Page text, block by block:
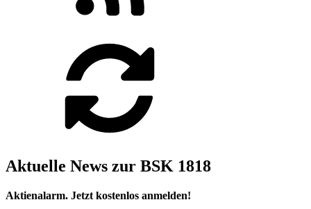
Aktuelle News zur BSK 1818
Aktienalarm. Jetzt kostenlos anmelden!